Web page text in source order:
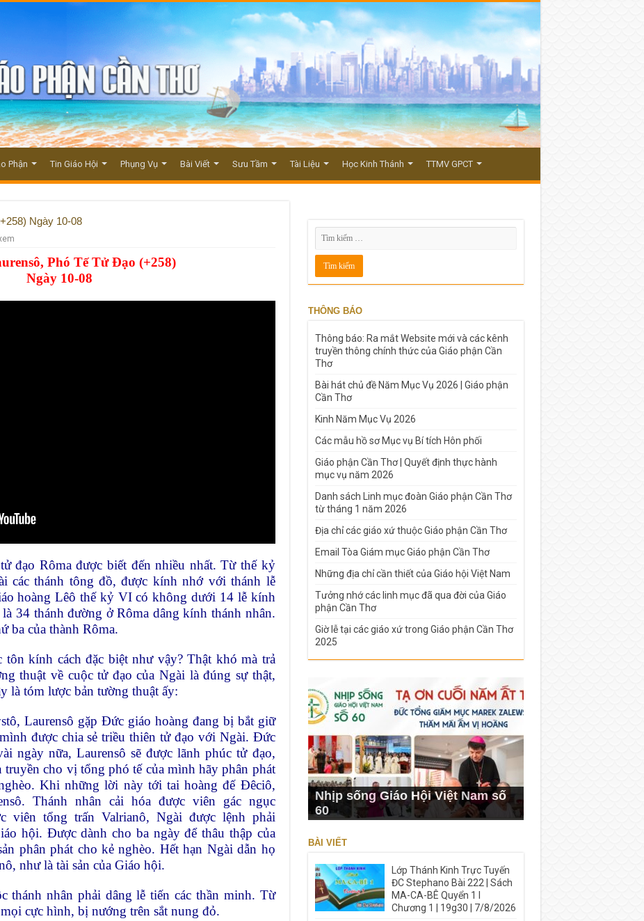
Phận Tin Giáo Hội Phụng Vụ Bài Viết Sưu Tầm Tài Liệu Học Kinh Thánh TTMV GPCT
Ngày 10-08
Phó Tế Tử Đạo (+258)
Ngày 10-08
đạo Rôma được biết đến nhiều nhất. Từ thế kỷ
các thánh tông đồ, được kính nhớ với thánh lễ
hoàng Lêô thế kỷ VI có không dưới 14 lễ kính
34 thánh đường ở Rôma dâng kính thánh nhân.
ba của thành Rôma.
tôn kính cách đặc biệt như vậy? Thật khó mà trả
thuật về cuộc tử đạo của Ngài là đúng sự thật,
là tóm lược bản tường thuật ấy:
Laurensô gặp Đức giáo hoàng đang bị bắt giữ
được chia sẻ triều thiên tử đạo với Ngài. Đức
ngày nữa, Laurensô sẽ được lãnhphúc tử đạo,
cho vị tổng phó tế của mình hãy phân phát
Khi những lời này tới taihoàng đế Đêciô,
Thánh nhân cải hóa được viên gác ngục
viên tổng trấn Valrianô, Ngài được lệnh phải
hội. Được dành cho ba ngàyđể thâu thập của
phân phát cho kẻ nghèo. Hếthạn Ngài dẫn họ
như là tài sản của Giáo hội.
thánh nhân phải dâng lễ tiến các thần minh. Từ
cực hình, bị nướng trên sắt nung đỏ.
THÔNG BÁO
Thông báo: Ra mắt Website mới và các kênh
truyền thông chính thức của Giáo phận Cần
Thơ
Bài hát chủ đề Năm Mục Vụ 2026 | Giáo phận
Cần Thơ
Kinh Năm Mục Vụ 2026
Các mẫu hồ sơ Mục vụ Bí tích Hôn phối
Giáo phận Cần Thơ | Quyết định thực hành
mục vụ năm 2026
Danh sách Linh mục đoàn Giáo phận Cần Thơ
từ tháng 1 năm 2026
Địa chỉ các giáo xứ thuộc Giáo phận Cần Thơ
Email Tòa Giám mục Giáo phận Cần Thơ
Những địa chỉ cần thiết của Giáo hội Việt Nam
Tưởng nhớ các linh mục đã qua đời của Giáo
phận Cần Thơ
Giờ lễ tại các giáo xứ trong Giáo phận Cần Thơ
2025
Nhịp sống Giáo Hội Việt Nam số
60
BÀI VIẾT
Lớp Thánh Kinh Trực Tuyến
ĐC Stephano Bài 222 | Sách
MA-CA-BÊ Quyển 1 I
Chương 1 | 19g30 | 7/8/2026